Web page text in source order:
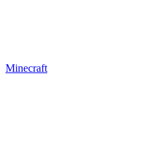
Minecraft